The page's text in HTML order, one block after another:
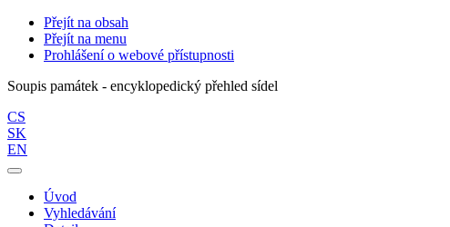
Přejít na obsah
Přejít na menu
Prohlášení o webové přístupnosti
Soupis památek - encyklopedický přehled sídel
CS
SK
EN
Úvod
Vyhledávání